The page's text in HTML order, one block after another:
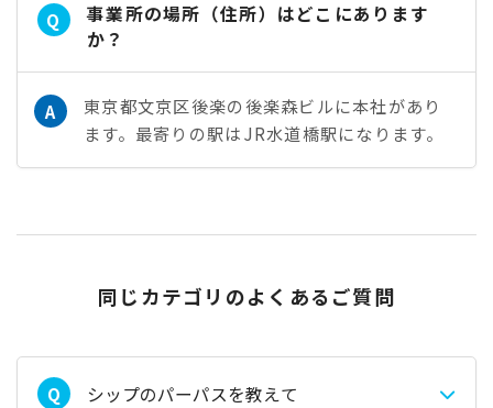
Q
事業所の場所（住所）はどこにあります
か？
A
東京都文京区後楽の後楽森ビルに本社があり
ます。最寄りの駅はJR水道橋駅になります。
同じカテゴリのよくあるご質問
Q シップのパーパスを教えて